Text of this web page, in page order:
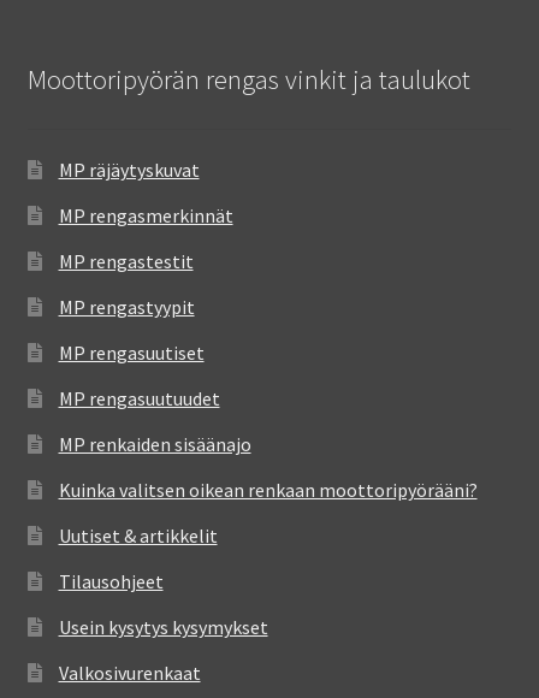
Moottoripyörän rengas vinkit ja taulukot
MP räjäytyskuvat
MP rengasmerkinnät
MP rengastestit
MP rengastyypit
MP rengasuutiset
MP rengasuutuudet
MP renkaiden sisäänajo
Kuinka valitsen oikean renkaan moottoripyörääni?
Uutiset & artikkelit
Tilausohjeet
Usein kysytys kysymykset
Valkosivurenkaat